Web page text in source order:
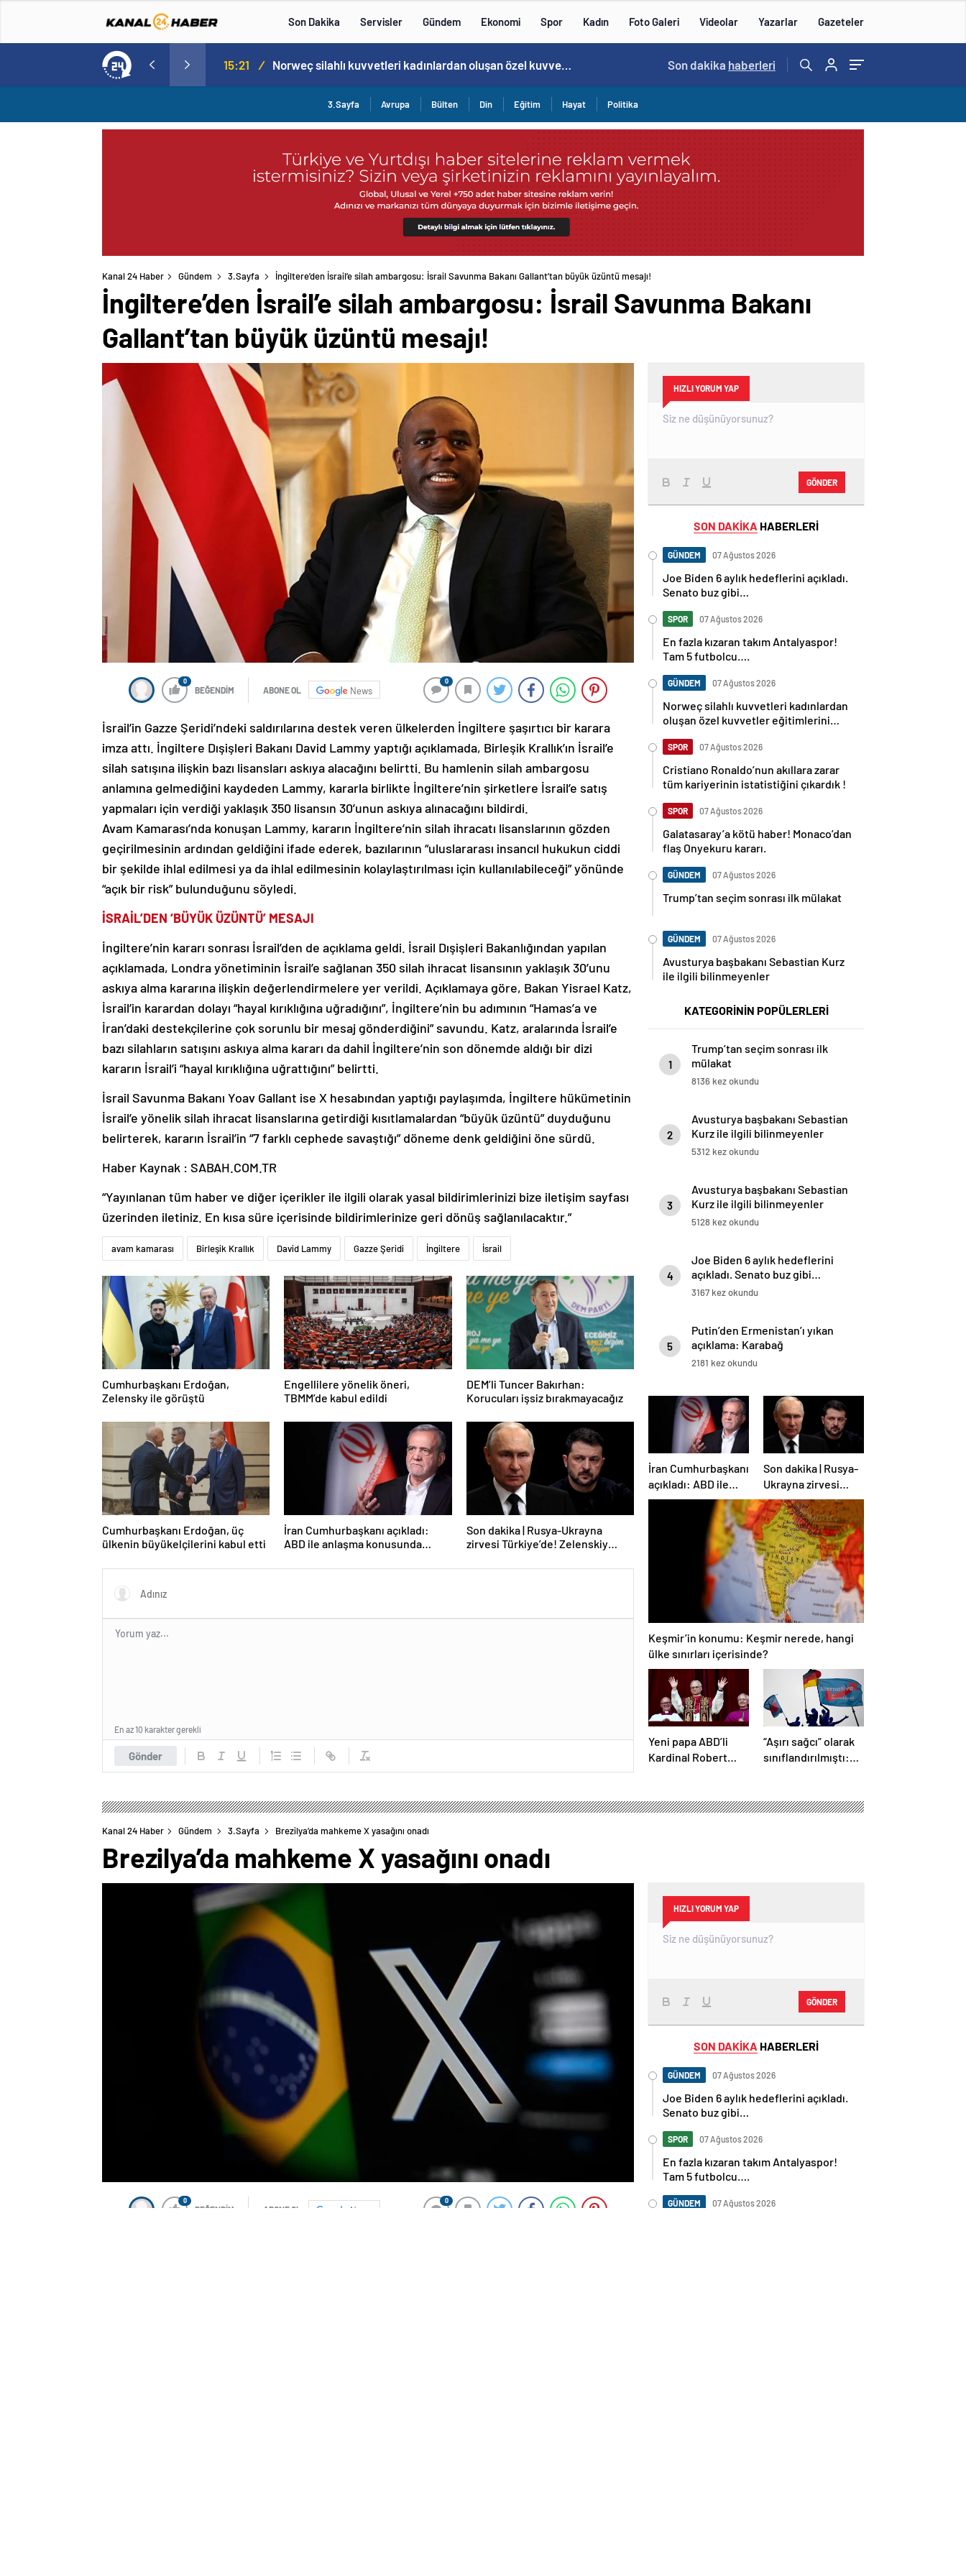
Son Dakika Servisler Gündem Ekonomi Spor Kadın Foto Galeri Videolar Yazarlar Gazeteler
Tam 5 futbolcu…. 15:21 / Norweç silahlı kuvvetleri kadınlardan oluşan özel kuvvetler eğitimlerini başlattı. 15:20 /
Son dakika haberleri
3.Sayfa Avrupa Bülten Din Eğitim Hayat Politika
Kanal 24 Haber Gündem 3.Sayfa İngiltere’den İsrail’e silah ambargosu: İsrail Savunma Bakanı Gallant’tan büyük üzüntü mesajı!
İngiltere’den İsrail’e silah ambargosu: İsrail Savunma Bakanı
Gallant’tan büyük üzüntü mesajı!
0
BEĞENDİM ABONE OL News
0
İsrail’in Gazze Şeridi’ndeki saldırılarına destek veren ülkelerden İngiltere şaşırtıcı bir karara
imza attı. İngiltere Dışişleri Bakanı David Lammy yaptığı açıklamada, Birleşik Krallık’ın İsrail’e
silah satışına ilişkin bazı lisansları askıya alacağını belirtti. Bu hamlenin silah ambargosu
anlamına gelmediğini kaydeden Lammy, kararla birlikte İngiltere’nin şirketlere İsrail’e satış
yapmaları için verdiği yaklaşık 350 lisansın 30’unun askıya alınacağını bildirdi.
Avam Kamarası’nda konuşan Lammy, kararın İngiltere’nin silah ihracatı lisanslarının gözden
geçirilmesinin ardından geldiğini ifade ederek, bazılarının “uluslararası insancıl hukukun ciddi
bir şekilde ihlal edilmesi ya da ihlal edilmesinin kolaylaştırılması için kullanılabileceği” yönünde
“açık bir risk” bulunduğunu söyledi.
İSRAİL’DEN ‘BÜYÜK ÜZÜNTÜ’ MESAJI
İngiltere’nin kararı sonrası İsrail’den de açıklama geldi. İsrail Dışişleri Bakanlığından yapılan
açıklamada, Londra yönetiminin İsrail’e sağlanan 350 silah ihracat lisansının yaklaşık 30’unu
askıya alma kararına ilişkin değerlendirmelere yer verildi. Açıklamaya göre, Bakan Yisrael Katz,
İsrail’in karardan dolayı “hayal kırıklığına uğradığını”, İngiltere’nin bu adımının “Hamas’a ve
İran’daki destekçilerine çok sorunlu bir mesaj gönderdiğini” savundu. Katz, aralarında İsrail’e
bazı silahların satışını askıya alma kararı da dahil İngiltere’nin son dönemde aldığı bir dizi
kararın İsrail’i “hayal kırıklığına uğrattığını” belirtti.
İsrail Savunma Bakanı Yoav Gallant ise X hesabından yaptığı paylaşımda, İngiltere hükümetinin
İsrail’e yönelik silah ihracat lisanslarına getirdiği kısıtlamalardan “büyük üzüntü” duyduğunu
belirterek, kararın İsrail’in “7 farklı cephede savaştığı” döneme denk geldiğini öne sürdü.
Haber Kaynak : SABAH.COM.TR
“Yayınlanan tüm haber ve diğer içerikler ile ilgili olarak yasal bildirimlerinizi bize iletişim sayfası
üzerinden iletiniz. En kısa süre içerisinde bildirimlerinize geri dönüş sağlanılacaktır.”
avam kamarası Birleşik Krallık David Lammy Gazze Şeridi İngiltere İsrail
Cumhurbaşkanı Erdoğan,
Zelensky ile görüştü
Engellilere yönelik öneri,
TBMM’de kabul edildi
DEM’li Tuncer Bakırhan:
Korucuları işsiz bırakmayacağız
Cumhurbaşkanı Erdoğan, üç
ülkenin büyükelçilerini kabul etti
İran Cumhurbaşkanı açıkladı:
ABD ile anlaşma konusunda
Son dakika | Rusya-Ukrayna
zirvesi Türkiye’de! Zelenskiy
Gözler perşembe gününe çevrildi
Gönder
En az 10 karakter gerekli
HIZLI YORUM YAP
GÖNDER
SON DAKİKA HABERLERİ
GÜNDEM 07 Ağustos 2026
Joe Biden 6 aylık hedeflerini açıkladı.
Senato buz gibi…
SPOR 07 Ağustos 2026
En fazla kızaran takım Antalyaspor!
Tam 5 futbolcu….
GÜNDEM 07 Ağustos 2026
Norweç silahlı kuvvetleri kadınlardan
oluşan özel kuvvetler eğitimlerini
SPOR 07 Ağustos 2026
Cristiano Ronaldo’nun akıllara zarar
tüm kariyerinin istatistiğini çıkardık !
SPOR 07 Ağustos 2026
Galatasaray’a kötü haber! Monaco’dan
flaş Onyekuru kararı.
GÜNDEM 07 Ağustos 2026
Trump’tan seçim sonrası ilk mülakat
GÜNDEM 07 Ağustos 2026
Avusturya başbakanı Sebastian Kurz
ile ilgili bilinmeyenler
KATEGORİNİN POPÜLERLERİ
1
Trump’tan seçim sonrası ilk
mülakat
8136 kez okundu
2
Avusturya başbakanı Sebastian
Kurz ile ilgili bilinmeyenler
5312 kez okundu
3
Avusturya başbakanı Sebastian
Kurz ile ilgili bilinmeyenler
5128 kez okundu
4
Joe Biden 6 aylık hedeflerini
açıkladı. Senato buz gibi…
3167 kez okundu
5
Putin’den Ermenistan’ı yıkan
açıklama: Karabağ
Azerbaycan’ın ayrılmaz bir
2181 kez okundu
İran Cumhurbaşkanı
açıkladı: ABD ile
anlaşma konusunda
Son dakika | Rusya-
Ukrayna zirvesi
Türkiye’de!
Zelenskiy Putin’in
davetini kabul etti!
Gözler perşembe
gününe çevrildi
Keşmir’in konumu: Keşmir nerede, hangi
ülke sınırları içerisinde?
Yeni papa ABD’li
Kardinal Robert
“Aşırı sağcı” olarak
sınıflandırılmıştı:
kararı
Kanal 24 Haber Gündem 3.Sayfa Brezilya’da mahkeme X yasağını onadı
Brezilya’da mahkeme X yasağını onadı
0
BEĞENDİM ABONE OL News
0
HIZLI YORUM YAP
GÖNDER
SON DAKİKA HABERLERİ
GÜNDEM 07 Ağustos 2026
Joe Biden 6 aylık hedeflerini açıkladı.
Senato buz gibi…
SPOR 07 Ağustos 2026
En fazla kızaran takım Antalyaspor!
Tam 5 futbolcu….
GÜNDEM 07 Ağustos 2026